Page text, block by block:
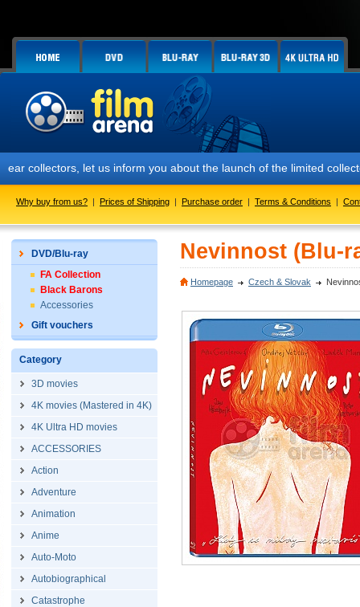
let us inform you about the launch of the limited collector's
Why buy from us? | Prices of Shipping | Purchase order | Terms & Conditions |
DVD/Blu-ray
FA Collection
Black Barons
Accessories
Gift vouchers
Category
3D movies
4K movies (Mastered in 4K)
4K Ultra HD movies
ACCESSORIES
Action
Adventure
Animation
Anime
Auto-Moto
Autobiographical
Catastrophe
Nevinnost (Blu-
Homepage Czech & Slovak